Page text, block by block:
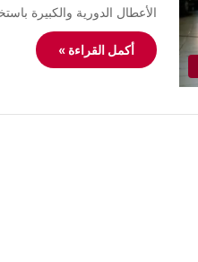
الأعطال الدورية والكبيرة
أكمل القراءة »